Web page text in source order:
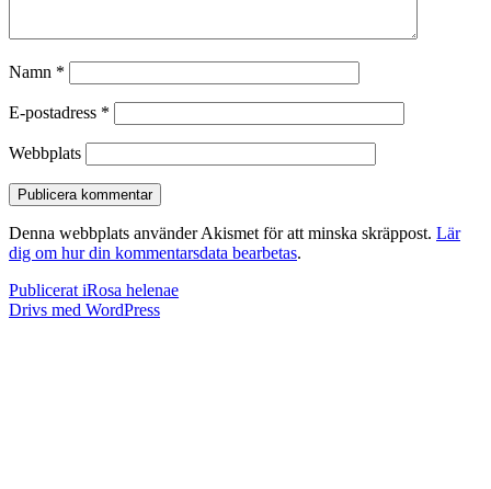
Namn *
E-postadress *
Webbplats
Denna webbplats använder Akismet för att minska skräppost. Lär
dig om hur din kommentarsdata bearbetas.
Inläggsnavigering
Publicerat iRosa helenae
Drivs med WordPress